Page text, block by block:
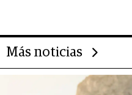
Más noticias